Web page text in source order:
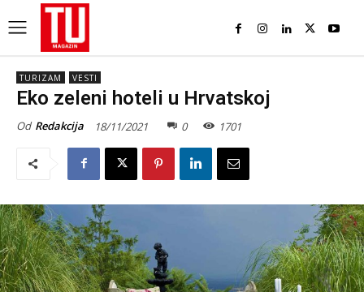
TURIZAM VESTI
Eko zeleni hoteli u Hrvatskoj
Od Redakcija 18/11/2021 0 1701